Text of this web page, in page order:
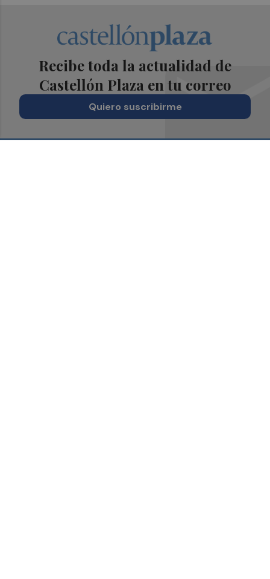
Recibe toda la actualidad de
Castellón Plaza en tu correo
Quiero suscribirme